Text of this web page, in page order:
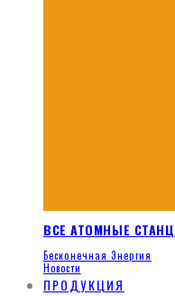
ВСЕ АТОМНЫЕ
Бесконечная Энергия
Новости
ПРОДУКЦИЯ